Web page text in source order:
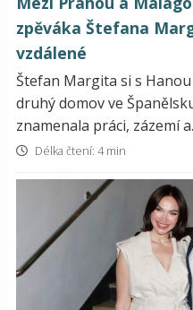
zpěváka Štefana
vzdálené
Štefan Margita si s
druhý domov ve
znamenala práci, zázemí
Délka čtení: 4 min